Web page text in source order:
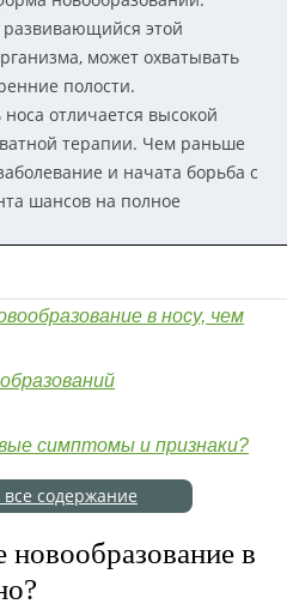
развивающийся этой
может охватывать
полости.
отличается высокой
терапии. Чем раньше
и начата борьба с
шансов на полное
в носу, чем
симптомы и признаки?
все содержание
новообразование в